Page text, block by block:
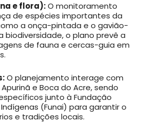
e flora):O monitoramento
de espécies importantes da
a onça-pintada e o gavião-
biodiversidade, o plano prevê a
de fauna e cercas-guia em
O planejamento interage com
e Boca do Acre, sendo
junto à Fundação
(Funai) para garantir o
e tradições locais.